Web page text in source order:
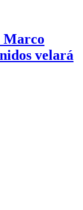
Marco
velará